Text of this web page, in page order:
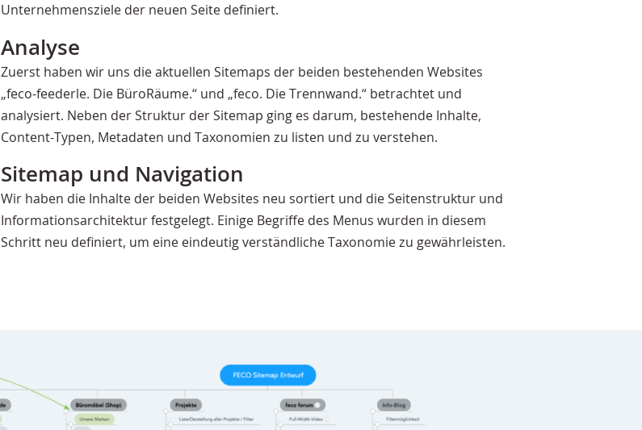
Unternehmensziele der neuen Seite definiert.
Analyse
Zuerst haben wir uns die aktuellen Sitemaps der beiden bestehenden Websites
„feco-feederle. Die BüroRäume.“ und „feco. Die Trennwand.“ betrachtet und
analysiert. Neben der Struktur der Sitemap ging es darum, bestehende Inhalte,
Content-Typen, Metadaten und Taxonomien zu listen und zu verstehen.
Sitemap und Navigation
Wir haben die Inhalte der beiden Websites neu sortiert und die Seitenstruktur und
Informationsarchitektur festgelegt. Einige Begriffe des Menus wurden in diesem
Schritt neu definiert, um eine eindeutig verständliche Taxonomie zu gewährleisten.